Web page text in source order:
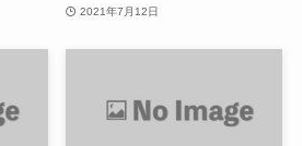
2021年7月12日